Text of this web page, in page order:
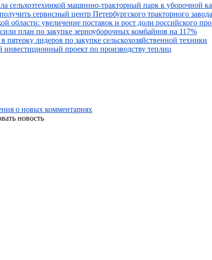
сельхозтехникой машинно-тракторный парк к уборочной
сервисный центр Петербургского тракторного завода
области: увеличение поставок и рост доли российского
план по закупке зерноуборочных комбайнов на 117%
пятерку лидеров по закупке сельскохозяйственной техники
инвестиционный проект по производству теплиц
о новых комментариях
новость